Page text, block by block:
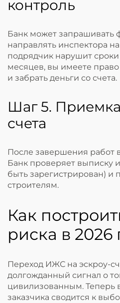
контроль
Банк может запрашивать
направлять инспектора
подрядчик нарушит
месяцев, вы имеете право
и забрать деньги со счета.
Шаг 5.
счета
После завершения работ
Банк проверяет выписку
быть зарегистрирован) и
строителям.
Как
риска в 2026
Переход ИЖС на эскроу-
долгожданный сигнал о
цивилизованным. Теперь
заказчика сводится к